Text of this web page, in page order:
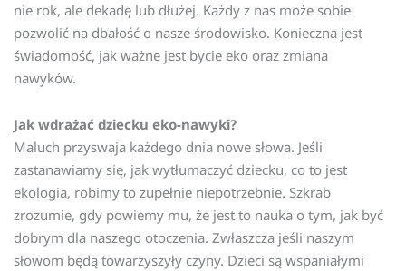
nie rok, ale dekadę lub dłużej. Każdy z nas może sobie
pozwolić na dbałość o nasze środowisko. Konieczna jest
świadomość, jak ważne jest bycie eko oraz zmiana
nawyków.
Jak wdrażać dziecku eko-nawyki?
Maluch przyswaja każdego dnia nowe słowa. Jeśli
zastanawiamy się, jak wytłumaczyć dziecku, co to jest
ekologia, robimy to zupełnie niepotrzebnie. Szkrab
zrozumie, gdy powiemy mu, że jest to nauka o tym, jak być
dobrym dla naszego otoczenia. Zwłaszcza jeśli naszym
słowom będą towarzyszyły czyny. Dzieci są wspaniałymi